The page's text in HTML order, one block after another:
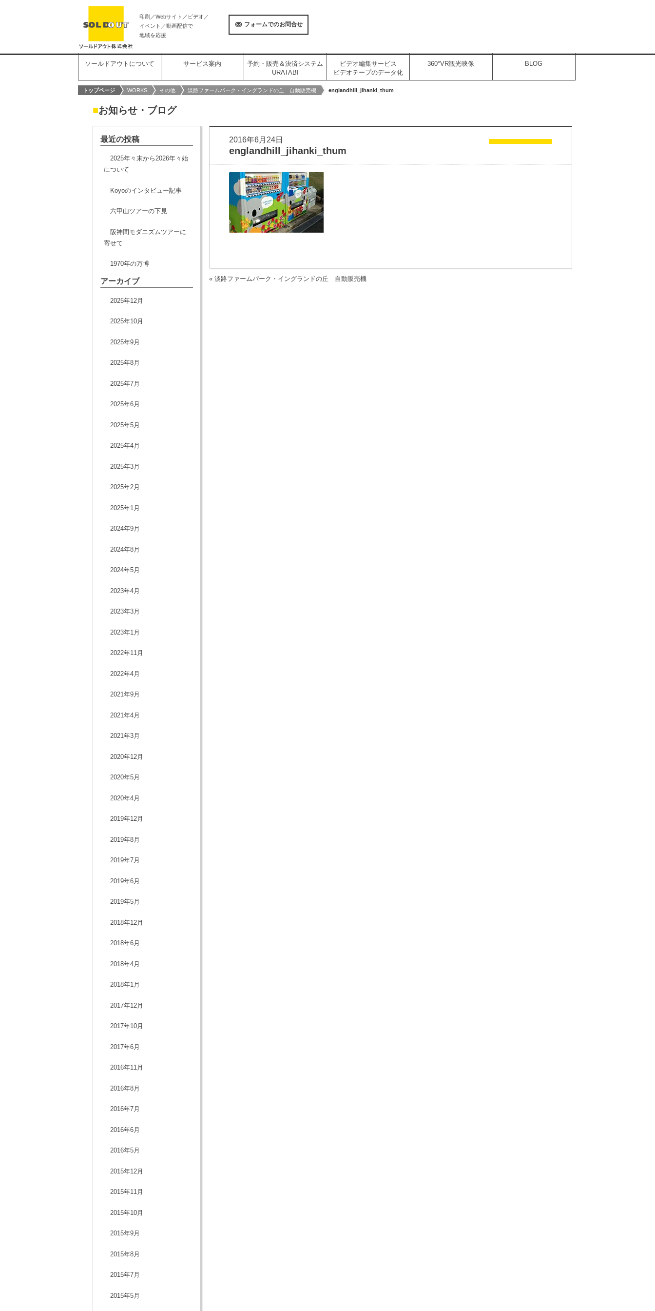
印刷／Webサイト／ビデオ／
イベント／動画配信で
地域を応援
フォームでのお問合せ
ソールドアウトについて サービス案内
予約・販売＆決済システム
URATABI
ビデオ編集サービス
ビデオテープのデータ化
360°VR観光映像 BLOG
トップページ WORKS その他 淡路ファームパーク・イングランドの丘 自動販売機 englandhill_jihanki_thum
■お知らせ・ブログ
2016年6月24日
englandhill_jihanki_thum
« 淡路ファームパーク・イングランドの丘 自動販売機
最近の投稿
2025年々末から2026年々始
について
Koyoのインタビュー記事
六甲山ツアーの下見
阪神間モダニズムツアーに
寄せて
1970年の万博
アーカイブ
2025年12月
2025年10月
2025年9月
2025年8月
2025年7月
2025年6月
2025年5月
2025年4月
2025年3月
2025年2月
2025年1月
2024年9月
2024年8月
2024年5月
2023年4月
2023年3月
2023年1月
2022年11月
2022年4月
2021年9月
2021年4月
2021年3月
2020年12月
2020年5月
2020年4月
2019年12月
2019年8月
2019年7月
2019年6月
2019年5月
2018年12月
2018年6月
2018年4月
2018年1月
2017年12月
2017年10月
2017年6月
2016年11月
2016年8月
2016年7月
2016年6月
2016年5月
2015年12月
2015年11月
2015年10月
2015年9月
2015年8月
2015年7月
2015年5月